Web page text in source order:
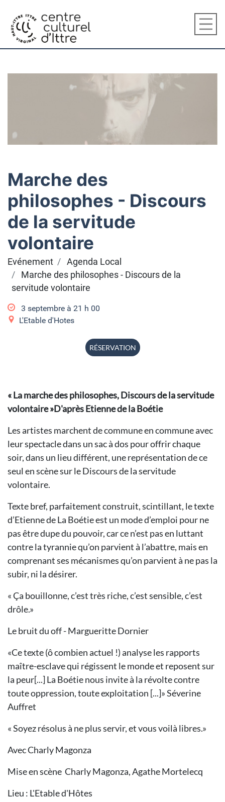
Marche des
philosophes - Discours
de la servitude
volontaire
Evénement
Agenda Local
Marche des philosophes - Discours de la
servitude volontaire
3 septembre à 21 h 00
L'Etable d'Hotes
RÉSERVATION
« La marche des philosophes, Discours de la servitude
volontaire »D'après Etienne de la Boétie
Les artistes marchent de commune en commune avec
leur spectacle dans un sac à dos pour offrir chaque
soir, dans un lieu différent, une représentation de ce
seul en scène sur le Discours de la servitude
volontaire.
Texte bref, parfaitement construit, scintillant, le texte
d’Etienne de La Boétie est un mode d’emploi pour ne
pas être dupe du pouvoir, car ce n’est pas en luttant
contre la tyrannie qu’on parvient à l’abattre, mais en
comprenant ses mécanismes qu’on parvient à ne pas la
subir, ni la désirer.
« Ça bouillonne, c’est très riche, c’est sensible, c’est
drôle.»
Le bruit du off - Margueritte Dornier
«Ce texte (ô combien actuel !) analyse les rapports
maître-esclave qui régissent le monde et reposent sur
la peur[...] La Boétie nous invite à la révolte contre
toute oppression, toute exploitation [...]» Séverine
Auffret
« Soyez résolus à ne plus servir, et vous voilà libres.»
Avec Charly Magonza
Mise en scène Charly Magonza, Agathe Mortelecq
Lieu : L'Etable d'Hôtes